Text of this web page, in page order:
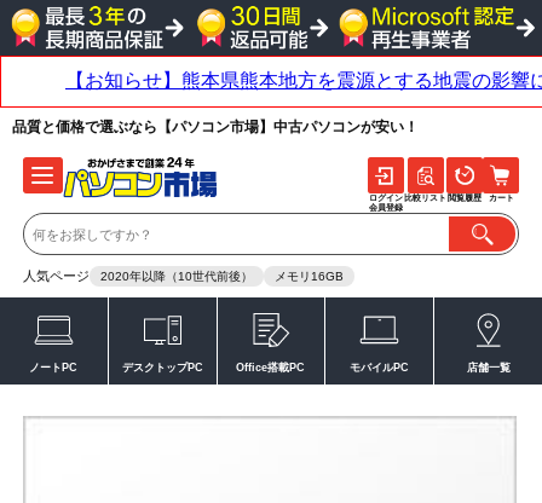
品質と価格で選ぶなら【パソコン市場】中古パソコンが安い！
人気ページ 2020年以降（10世代前後） メモリ16GB
ログイン
会員登録
比較リスト 閲覧履歴 カート
ノートPC デスクトップPC Office搭載PC モバイルPC 店舗一覧